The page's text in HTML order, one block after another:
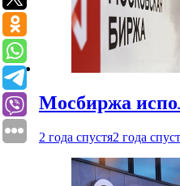
Мосбиржа
2 года спустя2 года